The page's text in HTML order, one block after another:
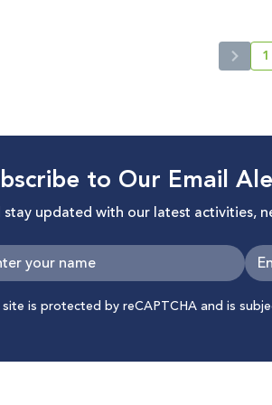
1
to Our Email
stay updated with our latest activities,
site is protected by reCAPTCHA and is